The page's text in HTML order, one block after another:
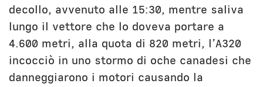
decollo, avvenuto alle 15:30, mentre saliva
lungo il vettore che lo doveva portare a
4.600 metri, alla quota di 820 metri, l’A320
incocciò in uno stormo di oche canadesi che
danneggiarono i motori causando la